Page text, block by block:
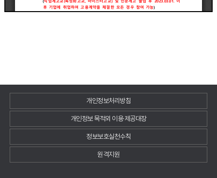
개인정보처리방침
개인정보 목적외 이용·제공대장
정보보호실천수칙
원격지원